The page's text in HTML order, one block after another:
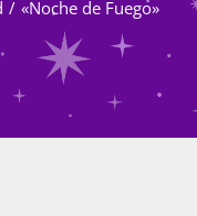
de género
«Noche de Fuego»